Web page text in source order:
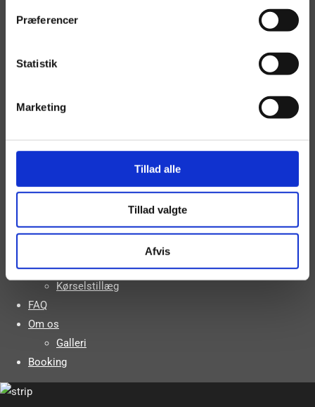
Præferencer
Statistik
Marketing
Tillad alle
Tillad valgte
Afvis
Polterabend
Promotion
Sushi pige
Stripundervisning
Musikvideo
Priser
Priser Erhverv
Kørselstillæg
FAQ
Om os
Galleri
Booking